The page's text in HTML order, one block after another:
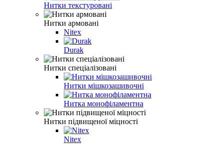
Нитки текстуровані
Нитки армовані
Nitex
Durak
Нитки спеціалізовані
Нитки мішкозашивочні
Нитка монофіламентна
Нитки підвищеної міцності
Nitex